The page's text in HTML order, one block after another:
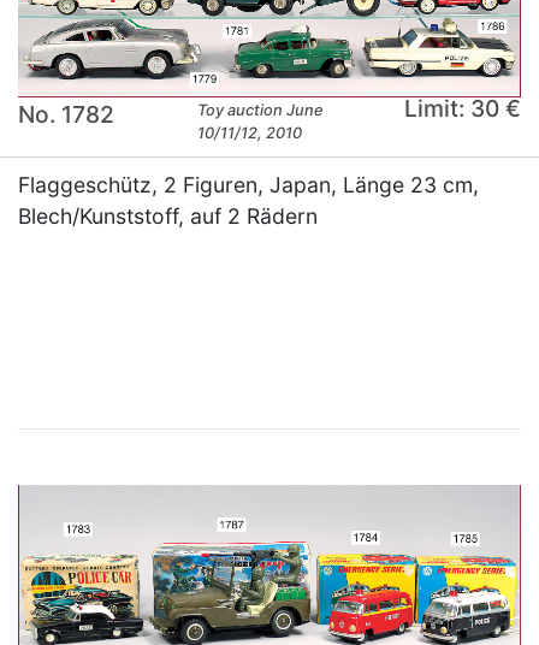
No. 1782
Toy auction June
10/11/12, 2010
Limit: 30 €
Flaggeschütz, 2 Figuren, Japan, Länge 23 cm,
Blech/Kunststoff, auf 2 Rädern